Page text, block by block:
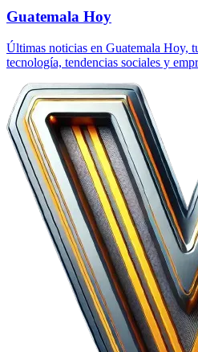
Guatemala Hoy
Últimas noticias en Guatemala Hoy,
tecnología, tendencias sociales y